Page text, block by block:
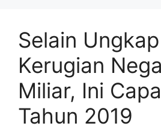
Selain Ungkap
Kerugian
Miliar, Ini
Tahun 2019